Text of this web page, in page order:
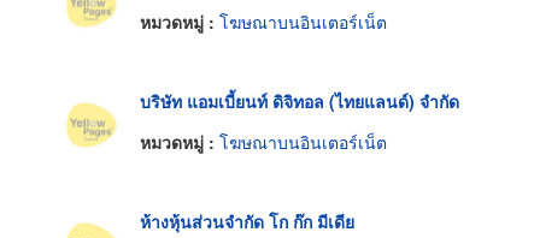
หมวดหมู่ : โฆษณาบนอินเตอร์เน็ต
บริษัท แอมเบี้ยนท์ ดิจิทอล (ไทยแลนด์) จำกัด
หมวดหมู่ : โฆษณาบนอินเตอร์เน็ต
ห้างหุ้นส่วนจำกัด โก ก๊ก มีเดีย